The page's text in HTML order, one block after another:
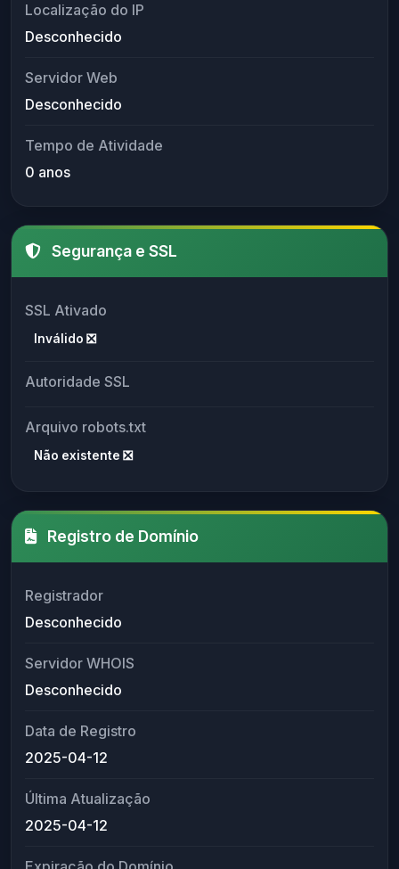
Localização do IP
Desconhecido
Servidor Web
Desconhecido
Tempo de Atividade
0 anos
Segurança e SSL
SSL Ativado
Inválido ❎
Autoridade SSL
Arquivo robots.txt
Não existente ❎
Registro de Domínio
Registrador
Desconhecido
Servidor WHOIS
Desconhecido
Data de Registro
2025-04-12
Última Atualização
2025-04-12